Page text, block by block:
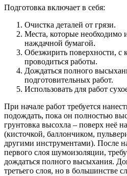
Подготовка включает в себя:
Очистка деталей от грязи.
Места, которые необходимо
наждачной бумагой.
Обезжирить поверхности, с
проводиться работы.
Дождаться полного
подготовительных работ.
Использовать для работ
При начале работ требуется
подождать, пока он полностью
грунтовка высохла – поверх неё
(кисточкой, баллончиком,
другими инструментами). После
первого слоя шумоизоляции,
дождаться полного высыхания.
третьего слоя, но в большинстве